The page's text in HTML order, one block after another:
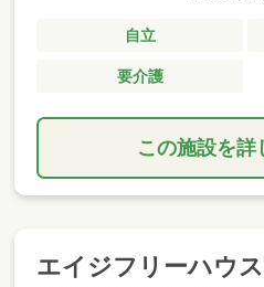
自立
要介護
この施設を詳
エイジフリーハウ